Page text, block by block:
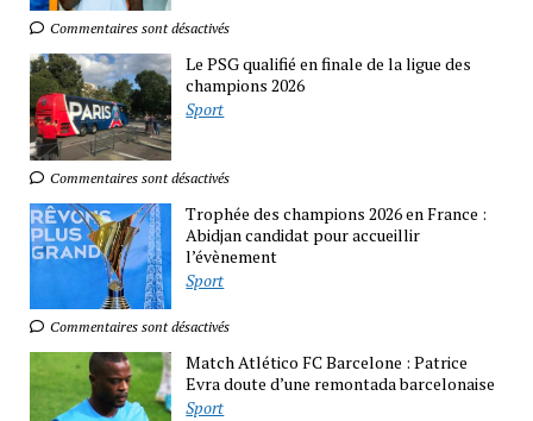
Commentaires sont désactivés
Le PSG qualifié en finale de la ligue des
champions 2026
Sport
Commentaires sont désactivés
Trophée des champions 2026 en France :
Abidjan candidat pour accueillir
l’évènement
Sport
Commentaires sont désactivés
Match Atlético FC Barcelone : Patrice
Evra doute d’une remontada barcelonaise
Sport